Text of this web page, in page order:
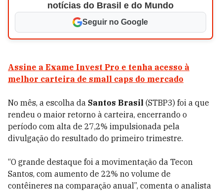
notícias do Brasil e do Mundo
Seguir no Google
Assine a Exame Invest Pro e tenha acesso à
melhor carteira de small caps do mercado
No mês, a escolha da Santos Brasil (STBP3) foi a que
rendeu o maior retorno à carteira, encerrando o
período com alta de 27,2% impulsionada pela
divulgação do resultado do primeiro trimestre.
“O grande destaque foi a movimentação da Tecon
Santos, com aumento de 22% no volume de
contêineres na comparação anual”, comenta o analista